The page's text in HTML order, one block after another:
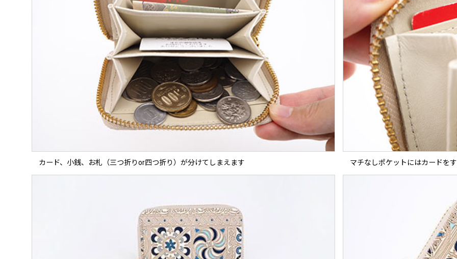
カード、小銭、お札（三つ折りor四つ折り）が分けてしまえます マチなしポケットにはカードを